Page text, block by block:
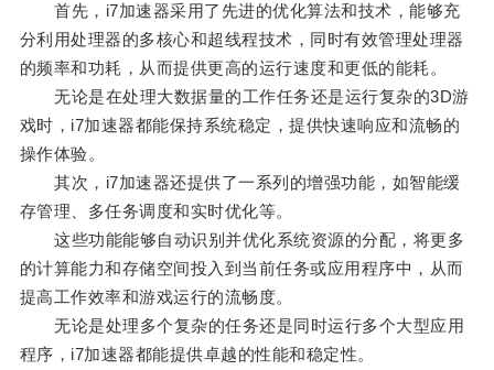
首先，i7加速器采用了先进的优化算法和技术，能够充
分利用处理器的多核心和超线程技术，同时有效管理处理器
的频率和功耗，从而提供更高的运行速度和更低的能耗。
无论是在处理大数据量的工作任务还是运行复杂的3D游
戏时，i7加速器都能保持系统稳定，提供快速响应和流畅的
操作体验。
其次，i7加速器还提供了一系列的增强功能，如智能缓
存管理、多任务调度和实时优化等。
这些功能能够自动识别并优化系统资源的分配，将更多
的计算能力和存储空间投入到当前任务或应用程序中，从而
提高工作效率和游戏运行的流畅度。
无论是处理多个复杂的任务还是同时运行多个大型应用
程序，i7加速器都能提供卓越的性能和稳定性。